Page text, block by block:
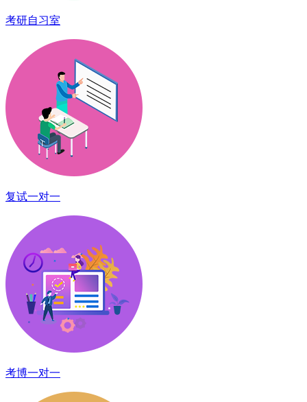
考研自习室
复试一对一
考博一对一